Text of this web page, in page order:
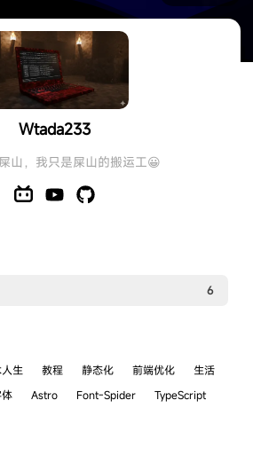
Blog
Wtada233
山，我只是屎山的搬运工😀
6
生 教程 静态化 前端优化
生活
Astro Font-Spider TypeScript